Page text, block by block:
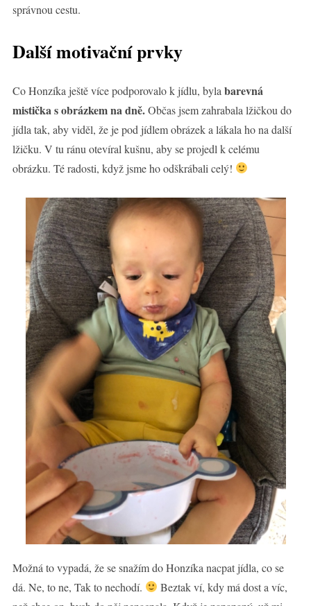
správnou cestu.
Další motivační prvky
Co Honzíka ještě více podporovalo k jídlu, byla barevná
mistička s obrázkem na dně.Občas jsem zahrabala lžičkou do
jídla tak, aby viděl, že je pod jídlem obrázek a lákala ho na další
lžičku. V tu ránu otevíral kušnu, aby se projedl k celému
obrázku. Té radosti, když jsme ho odškrábali celý!
Možná to vypadá, že se snažím do Honzíka nacpat jídla, co se
dá. Ne, to ne, Tak to nechodí.
Beztak ví, kdy má dost a víc,